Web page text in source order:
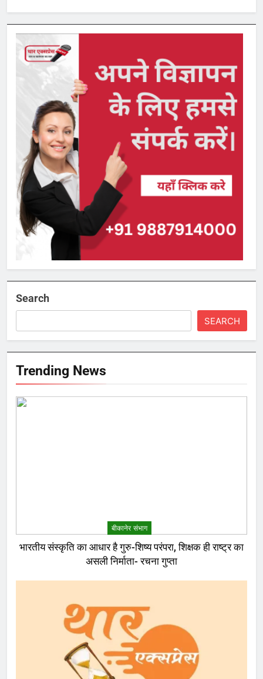
Search
SEARCH
Trending News
बीकानेर संभाग
भारतीय संस्कृति का आधार है गुरु-शिष्य परंपरा, शिक्षक ही राष्ट्र का
असली निर्माता- रचना गुप्ता